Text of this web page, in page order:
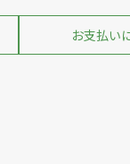
お支払い